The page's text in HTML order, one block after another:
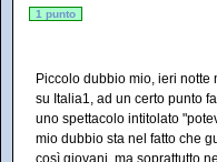
1 punto
Piccolo dubbio mio, ieri notte
su Italia1, ad un certo punto
uno spettacolo intitolato
mio dubbio sta nel fatto che
così giovani, ma soprattutto